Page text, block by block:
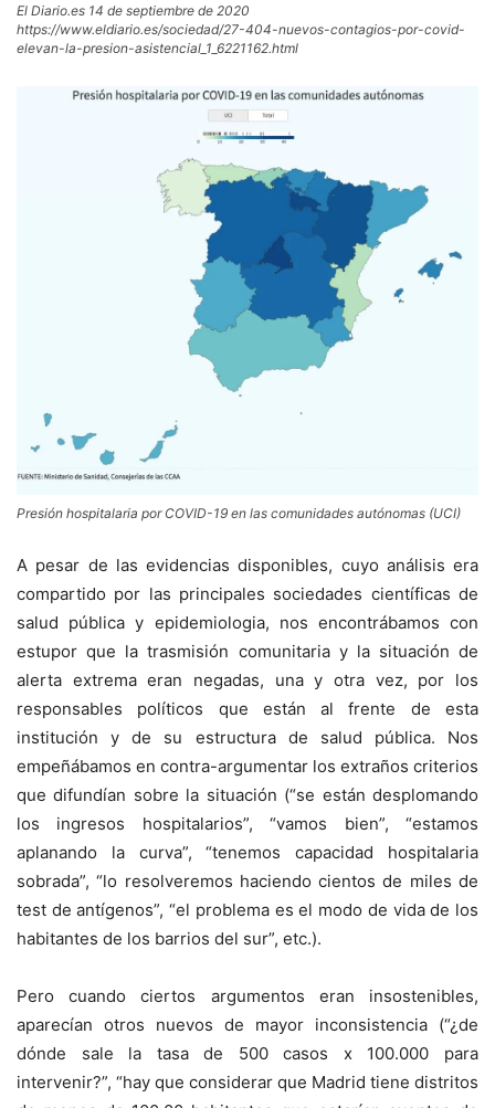
El Diario.es 14 de septiembre de 2020
https://www.eldiario.es/sociedad/27-404-nuevos-contagios-por-covid-
elevan-la-presion-asistencial_1_6221162.html
Presión hospitalaria por COVID-19 en las comunidades autónomas (UCI)
A pesar de las evidencias disponibles, cuyo análisis era
compartido por las principales sociedades científicas de
salud pública y epidemiologia, nos encontrábamos con
estupor que la trasmisión comunitaria y la situación de
alerta extrema eran negadas, una y otra vez, por los
responsables políticos que están al frente de esta
institución y de su estructura de salud pública. Nos
empeñábamos en contra-argumentar los extraños criterios
que difundían sobre la situación (“se están desplomando
los ingresos hospitalarios”, “vamos bien”, “estamos
aplanando la curva”, “tenemos capacidad hospitalaria
sobrada”, “lo resolveremos haciendo cientos de miles de
test de antígenos”, “el problema es el modo de vida de los
habitantes de los barrios del sur”, etc.).
Pero cuando ciertos argumentos eran insostenibles,
aparecían otros nuevos de mayor inconsistencia (“¿de
dónde sale la tasa de 500 casos x 100.000 para
intervenir?”, “hay que considerar que Madrid tiene distritos